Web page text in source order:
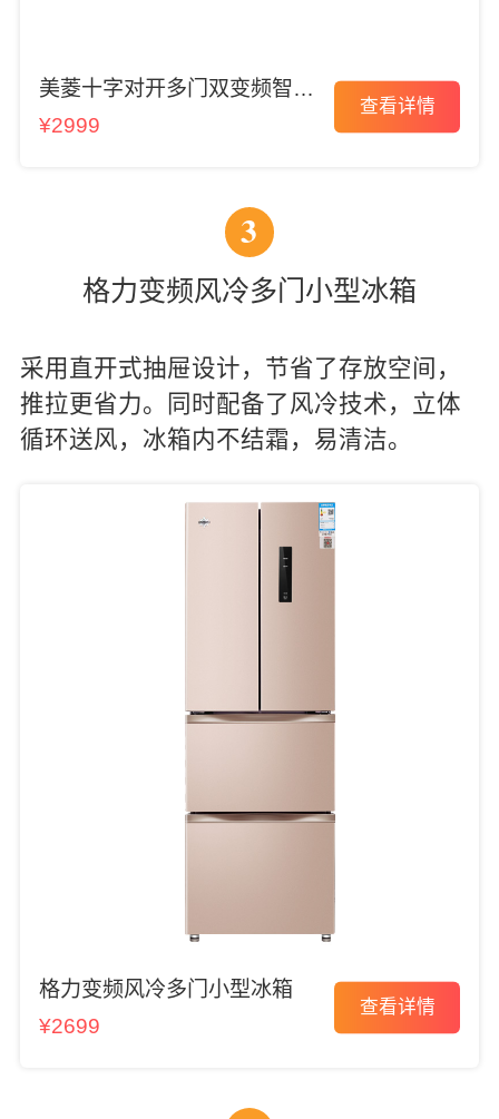
美菱十字对开多门双变频智能
冰箱
¥2999
查看详情
3
格力变频风冷多门小型冰箱
采用直开式抽屉设计，节省了存放空间，
推拉更省力。同时配备了风冷技术，立体
循环送风，冰箱内不结霜，易清洁。
格力变频风冷多门小型冰箱
¥2699
查看详情